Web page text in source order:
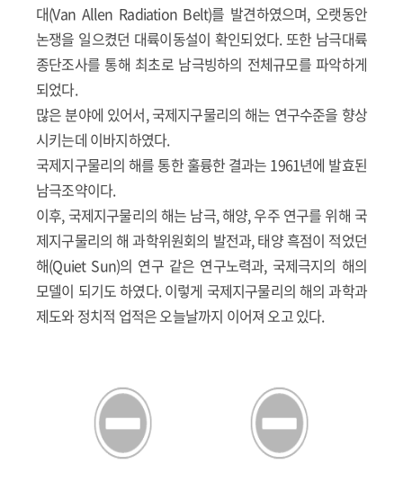
대(Van Allen Radiation Belt)를 발견하였으며, 오랫동안
논쟁을 일으켰던 대륙이동설이 확인되었다. 또한 남극대륙
종단조사를 통해 최초로 남극빙하의 전체규모를 파악하게
되었다.
많은 분야에 있어서, 국제지구물리의 해는 연구수준을 향상
시키는데 이바지하였다.
국제지구물리의 해를 통한 훌륭한 결과는 1961년에 발효된
남극조약이다.
이후, 국제지구물리의 해는 남극, 해양, 우주 연구를 위해 국
제지구물리의 해 과학위원회의 발전과, 태양 흑점이 적었던
해(Quiet Sun)의 연구 같은 연구노력과, 국제극지의 해의
모델이 되기도 하였다. 이렇게 국제지구물리의 해의 과학과
제도와 정치적 업적은 오늘날까지 이어져 오고 있다.